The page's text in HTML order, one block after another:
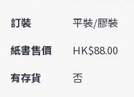
訂裝
平裝/膠裝
紙書售價
HK$88.00
有存貨
否